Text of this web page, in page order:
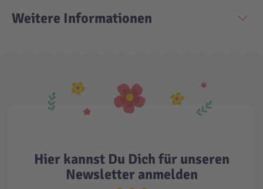
Weitere Informationen
Hier kannst Du Dich für unseren
Newsletter anmelden